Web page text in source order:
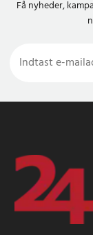
Få nyheder,